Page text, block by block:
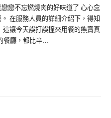
戀不忘燃燒肉的好味道了 心心念
在服務人員的詳細介紹下，得知
這讓今天誤打誤撞來用餐的熊寶真
餐廳，都比辛…